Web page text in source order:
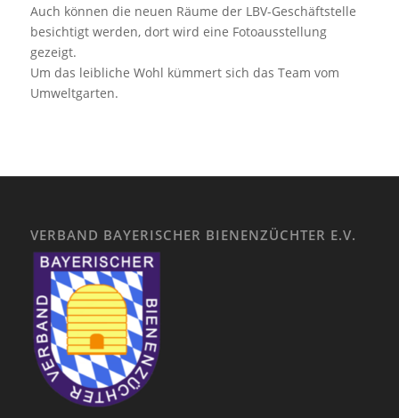
Auch können die neuen Räume der LBV-Geschäftstelle
besichtigt werden, dort wird eine Fotoausstellung
gezeigt.
Um das leibliche Wohl kümmert sich das Team vom
Umweltgarten.
VERBAND BAYERISCHER BIENENZÜCHTER E.V.